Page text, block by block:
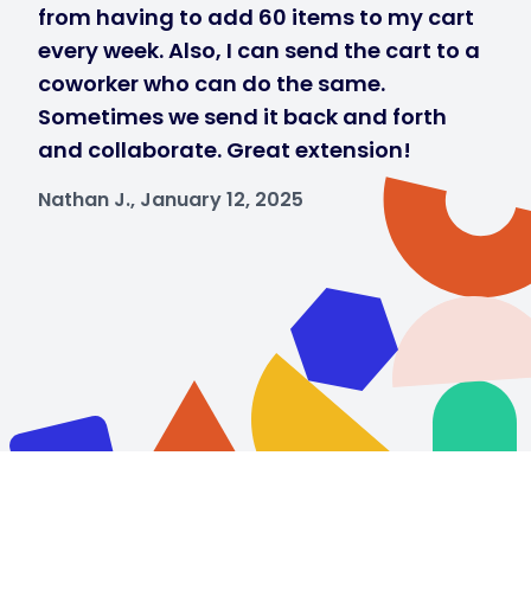
from having to add 60 items to my cart
every week. Also, I can send the cart to a
coworker who can do the same.
Sometimes we send it back and forth
and collaborate. Great extension!
Nathan J., January 12, 2025